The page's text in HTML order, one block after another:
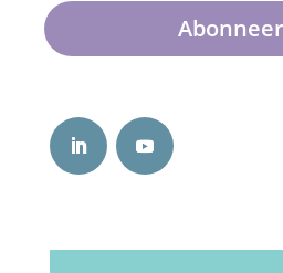
Abonneer